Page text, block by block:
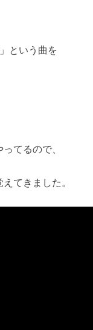
という曲を
てるので、
てきました。